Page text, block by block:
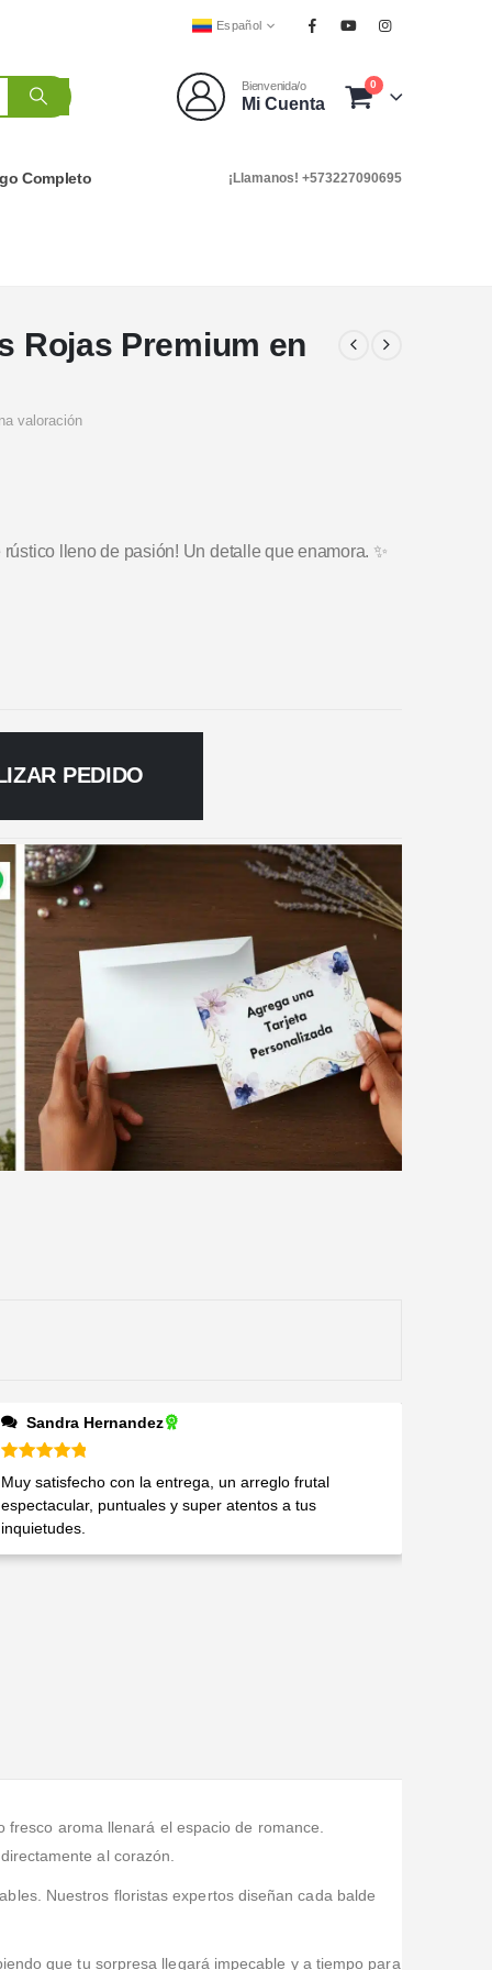
Español
Bienvenida/o
Mi Cuenta
0
Completo ¡Llamanos! +573227090695
Rojas Premium en
valoración
lleno de pasión! Un detalle que enamora. ✨
PEDIDO
Sandra Hernandez
Muy satisfecho con la entrega, un arreglo frutal
espectacular, puntuales y super atentos a tus
inquietudes.
fresco aroma llenará el espacio de romance.
al corazón.
Nuestros floristas expertos diseñan cada balde
que tu sorpresa llegará impecable y a tiempo para